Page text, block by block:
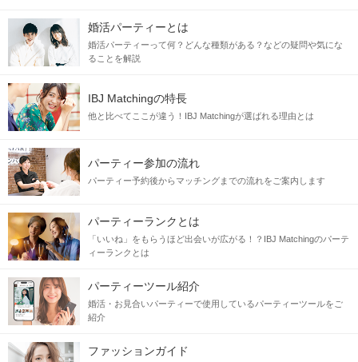
婚活パーティーとは
婚活パーティーって何？どんな種類がある？などの疑問や気にな
ることを解説
IBJ Matchingの特長
他と比べてここが違う！IBJ Matchingが選ばれる理由とは
パーティー参加の流れ
パーティー予約後からマッチングまでの流れをご案内します
パーティーランクとは
「いいね」をもらうほど出会いが広がる！？IBJ Matchingのパーテ
ィーランクとは
パーティーツール紹介
婚活・お見合いパーティーで使用しているパーティーツールをご
紹介
ファッションガイド